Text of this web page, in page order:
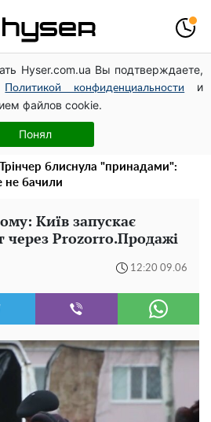
Hyser.com.ua Вы подтверждаете,
Политикой конфиденциальности
и
файлов cookie.
Понял
дивовижна кар'єра від актора
до номінанта у керівники
– це далеко не все: фронтмен
став наступним
блиснула "принадами":
не бачили
Київ запускає
через Prozorro.Продажі
12:20 09.06